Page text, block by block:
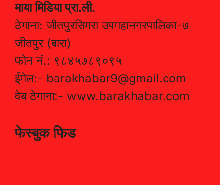
माया मिडिया प्रा.ली.
ठेगाना: जीतपुरसिमरा उपमहानगरपालिका-७
जीतपुर (बारा)
फोन नं.: ९८४५७८९०९५
ईमेल:- barakhabar9@gmail.com
वेब ठेगाना:- www.barakhabar.com
फेस्बुक फिड